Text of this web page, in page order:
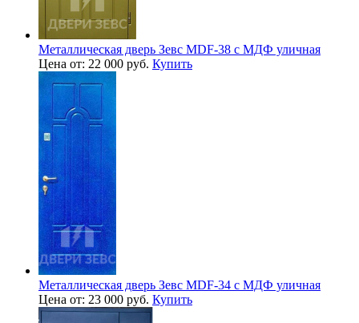
Металлическая дверь Зевс MDF-38 с МДФ уличная
Цена от: 22 000 руб. Купить
Металлическая дверь Зевс MDF-34 с МДФ уличная
Цена от: 23 000 руб. Купить